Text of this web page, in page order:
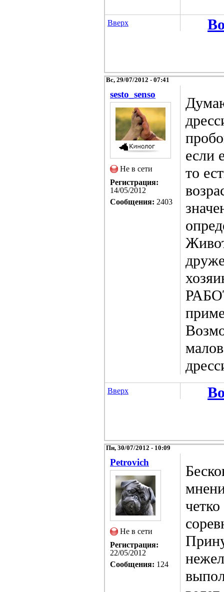
Вверх
Вс, 29/07/2012 - 07:41
sesto_senso
Не в сети
Регистрация:
14/05/2012
Сообщения: 2403
если
то
Вверх
Пн, 30/07/2012 - 10:09
Petrovich
Не в сети
Регистрация:
22/05/2012
Сообщения: 124